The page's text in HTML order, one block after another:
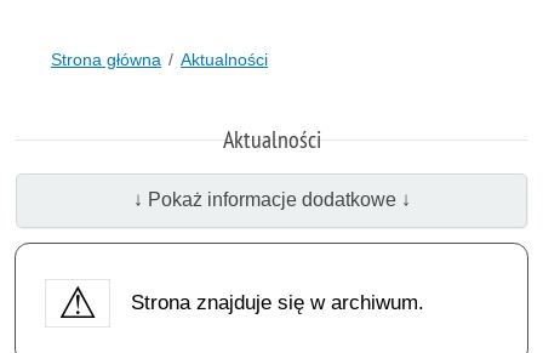
Strona główna Aktualności
Aktualności
↓ Pokaż informacje dodatkowe ↓
Strona znajduje się w archiwum.